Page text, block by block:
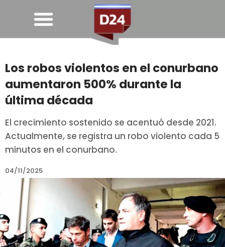
Los robos violentos en el conurbano
aumentaron 500% durante la
última década
El crecimiento sostenido se acentuó desde 2021.
Actualmente, se registra un robo violento cada 5
minutos en el conurbano.
04/11/2025